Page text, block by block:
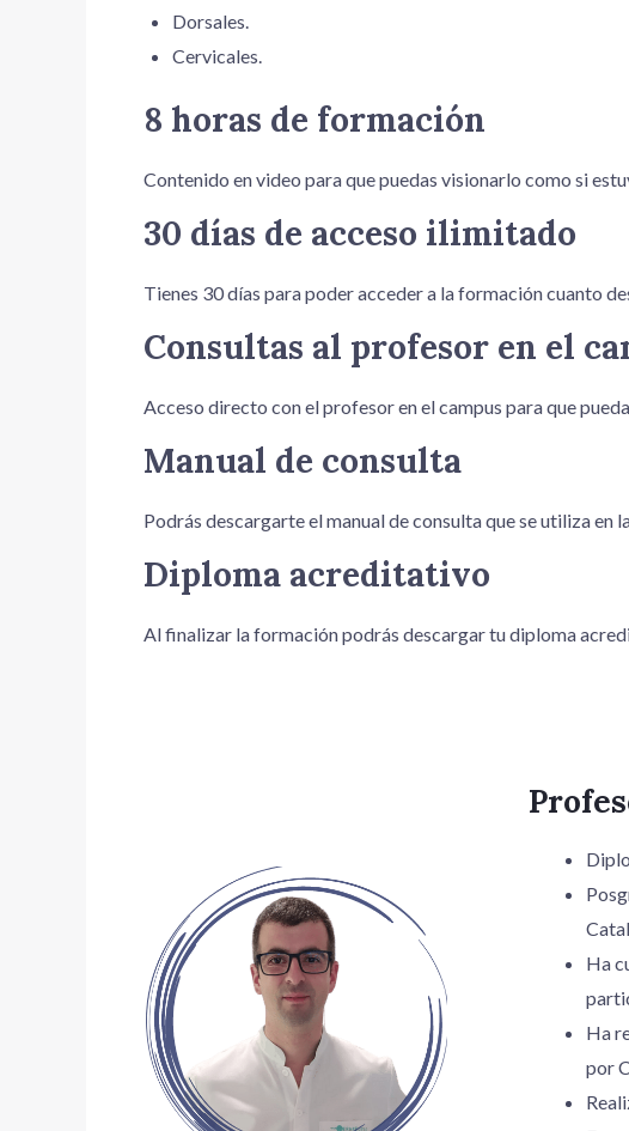
Dorsales.
Cervicales.
8 horas de formación
Contenido en video para que puedas visionarlo como si
30 días de acceso ilimitado
Tienes 30 días para poder acceder a la formación cuanto
Consultas al profesor en el
Acceso directo con el profesor en el campus para que
Manual de consulta
Podrás descargarte el manual de consulta que se utiliza en
Diploma acreditativo
Al finalizar la formación podrás descargar tu diploma
Ha
Ha
por